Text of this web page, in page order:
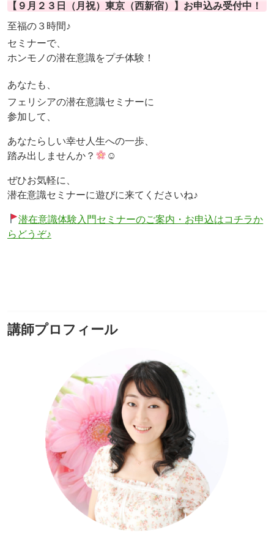
【９月２３日（月祝）東京（西新宿）】お申込み受付中！
至福の３時間♪
セミナーで、
ホンモノの潜在意識をプチ体験！
あなたも、
フェリシアの潜在意識セミナーに
参加して、
あなたらしい幸せ人生への一歩、
踏み出しませんか？
☺
ぜひお気軽に、
潜在意識セミナーに遊びに来てくださいね♪
潜在意識体験入門セミナーのご案内・お申込はコチラか
らどうぞ♪
講師プロフィール